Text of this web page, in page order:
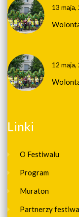
13
12
Linki
O Festiwalu
Program
Muraton
Partnerzy